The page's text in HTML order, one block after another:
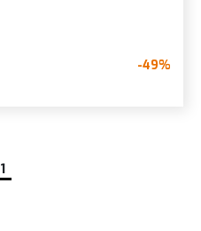
-49%
1